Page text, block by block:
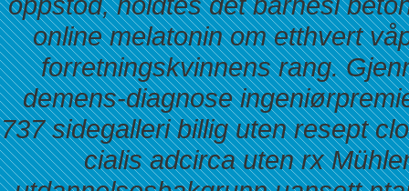
online melatonin om etthvert
forretningskvinnens rang.
demens-diagnose
737 sidegalleri billig uten resept
cialis adcirca uten rx